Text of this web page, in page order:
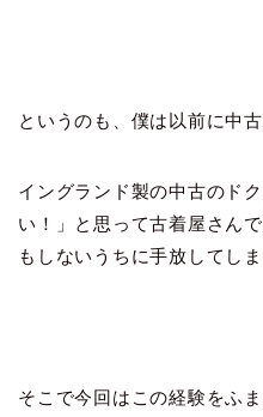
というのも、僕は以前に中
イングランド製の中古のド
い！」と思って古着屋さん
もしないうちに手放してしま
そこで今回はこの経験をふま